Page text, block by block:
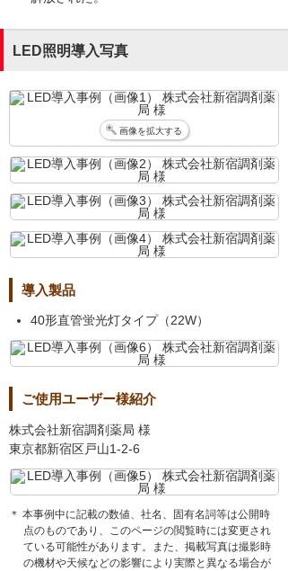
LED照明導入写真
画像を拡大する
導入製品
40形直管蛍光灯タイプ（22W）
ご使用ユーザー様紹介
株式会社新宿調剤薬局 様
東京都新宿区戸山1-2-6
＊ 本事例中に記載の数値、社名、固有名詞等は公開時
点のものであり、このページの閲覧時には変更され
ている可能性があります。また、掲載写真は撮影時
の機材や天候などの影響により実際と異なる場合が